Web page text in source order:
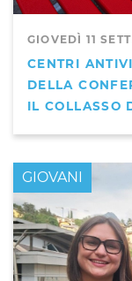
GIOVEDÌ 11
CENTRI
DELLA
IL COLLASSO
GIOVANI